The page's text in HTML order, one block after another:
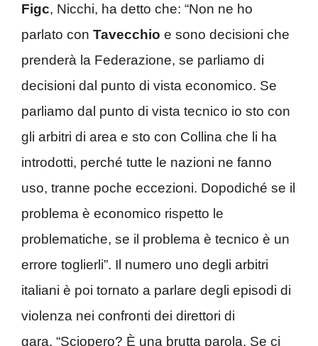
Figc, Nicchi, ha detto che: “Non ne ho
parlato con Tavecchio e sono decisioni che
prenderà la Federazione, se parliamo di
decisioni dal punto di vista economico. Se
parliamo dal punto di vista tecnico io sto con
gli arbitri di area e sto con Collina che li ha
introdotti, perché tutte le nazioni ne fanno
uso, tranne poche eccezioni. Dopodiché se il
problema è economico rispetto le
problematiche, se il problema è tecnico è un
errore toglierli”. Il numero uno degli arbitri
italiani è poi tornato a parlare degli episodi di
violenza nei confronti dei direttori di
gara. “Sciopero? È una brutta parola. Se ci